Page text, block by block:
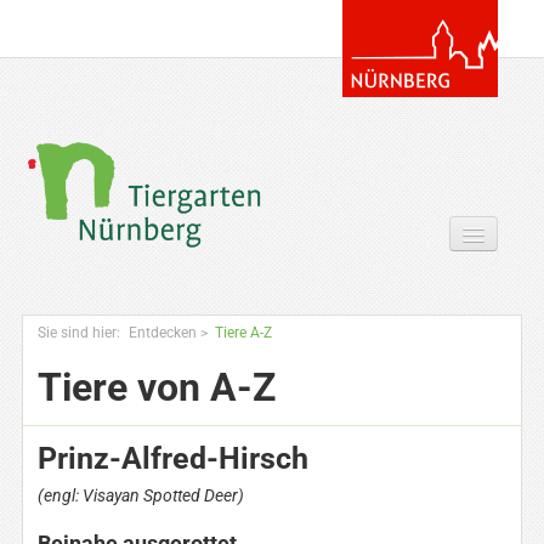
Entdecken
Zoowissen & Co
Angebote
Sie sind hier: Entdecken > Tiere A-Z
Tiere von A-Z
Prinz-Alfred-Hirsch
(engl: Visayan Spotted Deer)